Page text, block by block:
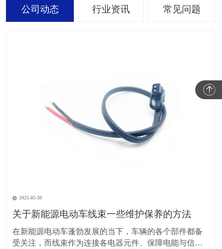
公司动态 行业资讯 常见问题
2025-05-30
关于新能源电动车线束一些维护保养的方法
在新能源电动车蓬勃发展的当下，车辆的各个部件都备
受关注，而线束作为连接各电器元件、保障电能与信号